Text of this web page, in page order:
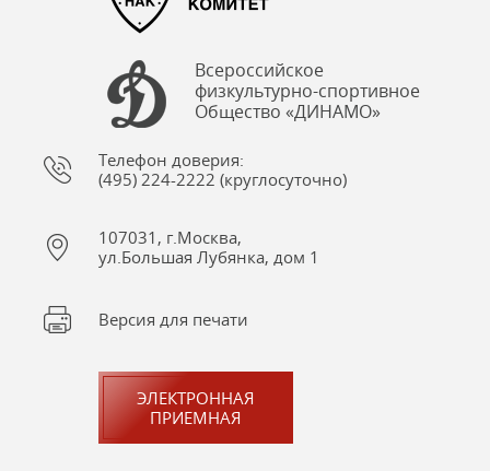
Всероссийское
физкультурно-спортивное
Общество «ДИНАМО»
Телефон доверия:
(495) 224-2222 (круглосуточно)
107031, г.Москва,
ул.Большая Лубянка, дом 1
Версия для печати
ЭЛЕКТРОННАЯ
ПРИЕМНАЯ